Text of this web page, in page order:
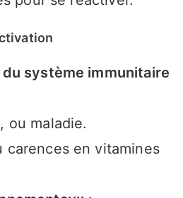
système immunitaire
ou maladie.
carences en vitamines